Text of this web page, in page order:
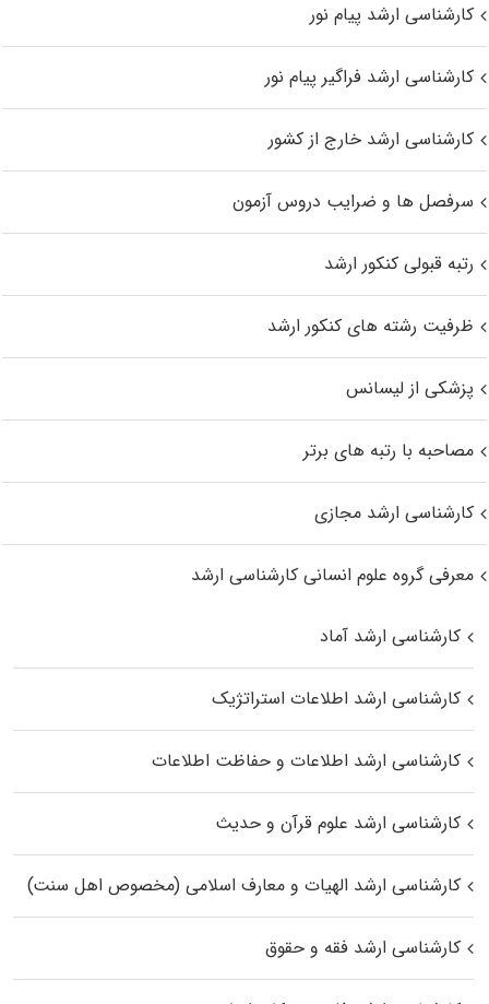
کارشناسی ارشد پیام نور
کارشناسی ارشد فراگیر پیام نور
کارشناسی ارشد خارج از کشور
سرفصل ها و ضرایب دروس آزمون
رتبه قبولی کنکور ارشد
ظرفیت رشته های کنکور ارشد
پزشکی از لیسانس
مصاحبه با رتبه های برتر
کارشناسی ارشد مجازی
معرفی گروه علوم انسانی کارشناسی ارشد
کارشناسی ارشد آماد
کارشناسی ارشد اطلاعات استراتژیک
کارشناسی ارشد اطلاعات و حفاظت اطلاعات
کارشناسی ارشد علوم قرآن و حدیث
کارشناسی ارشد الهیات و معارف اسلامی (مخصوص اهل سنت)
کارشناسی ارشد فقه و حقوق